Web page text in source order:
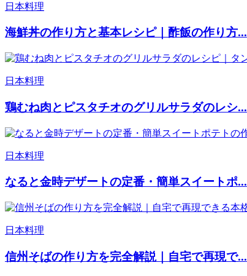
日本料理
海鮮丼の作り方と基本レシピ｜酢飯の作り方...
日本料理
鶏むね肉とピスタチオのグリルサラダのレシ...
日本料理
なると金時デザートの定番・簡単スイートポ...
日本料理
信州そばの作り方を完全解説｜自宅で再現で...